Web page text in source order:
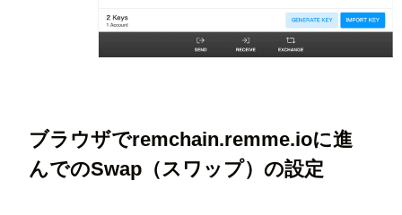
ブラウザでremchain.remme.ioに進
んでのSwap（スワップ）の設定